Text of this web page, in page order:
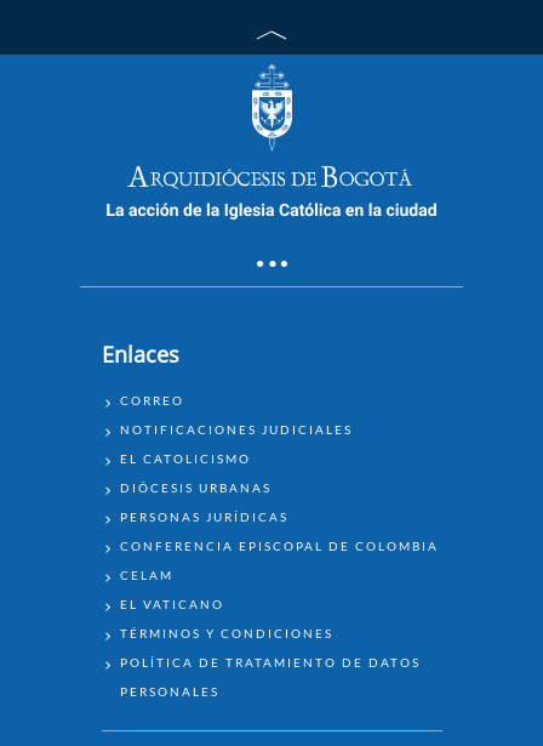
Enlaces
ENLACES
CORREO
NOTIFICACIONES JUDICIALES
EL CATOLICISMO
DIÓCESIS URBANAS
PERSONAS JURÍDICAS
CONFERENCIA EPISCOPAL DE COLOMBIA
CELAM
EL VATICANO
TÉRMINOS Y CONDICIONES
POLÍTICA DE TRATAMIENTO DE DATOS
PERSONALES